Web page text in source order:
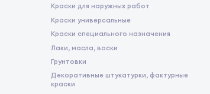
Краски для наружных работ
Краски универсальные
Краски специального назначения
Лаки, масла, воски
Грунтовки
Декоративные штукатурки, фактурные
краски